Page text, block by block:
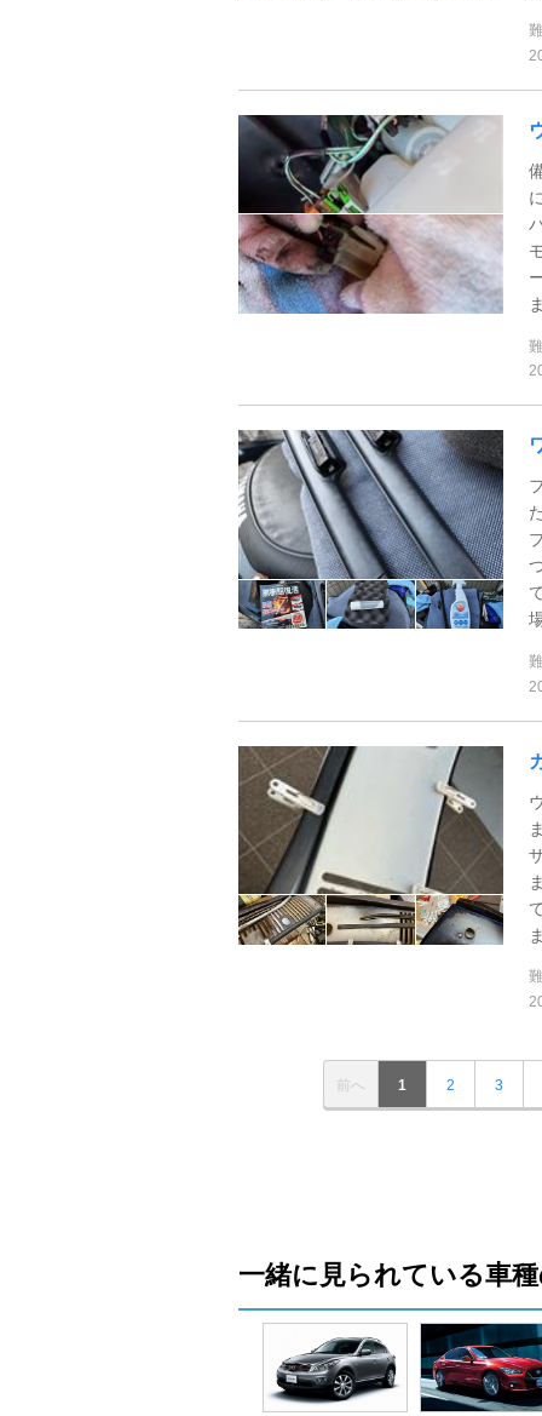
前へ 1 2 3
一緒に見られている車